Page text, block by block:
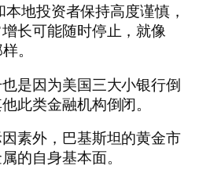
地投资者保持高度谨慎，
长可能随时停止，就像
。
是因为美国三大小银行倒
此类金融机构倒闭。
素外，巴基斯坦的黄金市
的自身基本面。